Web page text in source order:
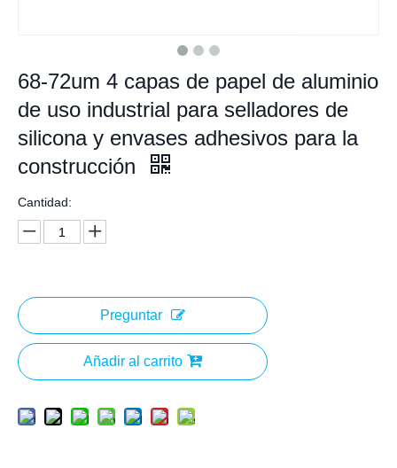
68-72um 4 capas de papel de aluminio
de uso industrial para selladores de
silicona y envases adhesivos para la
construcción
Cantidad:
Preguntar
Añadir al carrito